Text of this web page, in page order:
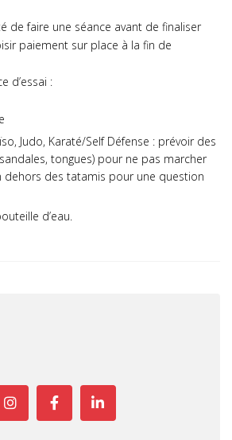
de faire une séance avant de finaliser
paiement sur place à la fin de
d’essai :
Judo, Karaté/Self Défense : prévoir des
tongues) pour ne pas marcher
dehors des tatamis pour une question
d’eau.